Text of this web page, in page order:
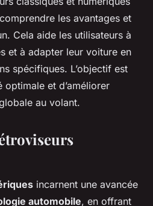
les avantages et
Cela aide les utilisateurs à
et à adapter leur voiture en
spécifiques. L’objectif est
et d’améliorer
au volant.
incarnent une avancée
automobile, en offrant